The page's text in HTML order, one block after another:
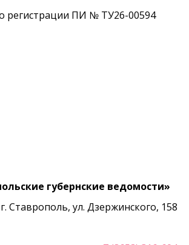
регистрации ПИ № ТУ26-00594
губернские ведомости»
Ставрополь, ул. Дзержинского, 158